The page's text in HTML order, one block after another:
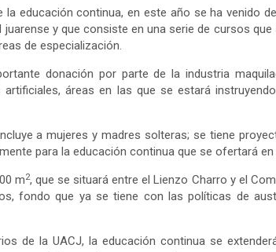
la educación continua, en este año se ha venido
y que consiste en una serie de cursos
de especialización.
donación por parte de la industria
áreas en las que se estará
a mujeres y madres solteras; se tiene
para la educación continua que se ofertará en
m2, que se situará entre el Lienzo Charro y el
fondo que ya se tiene con las políticas de
de la UACJ, la educación continua se